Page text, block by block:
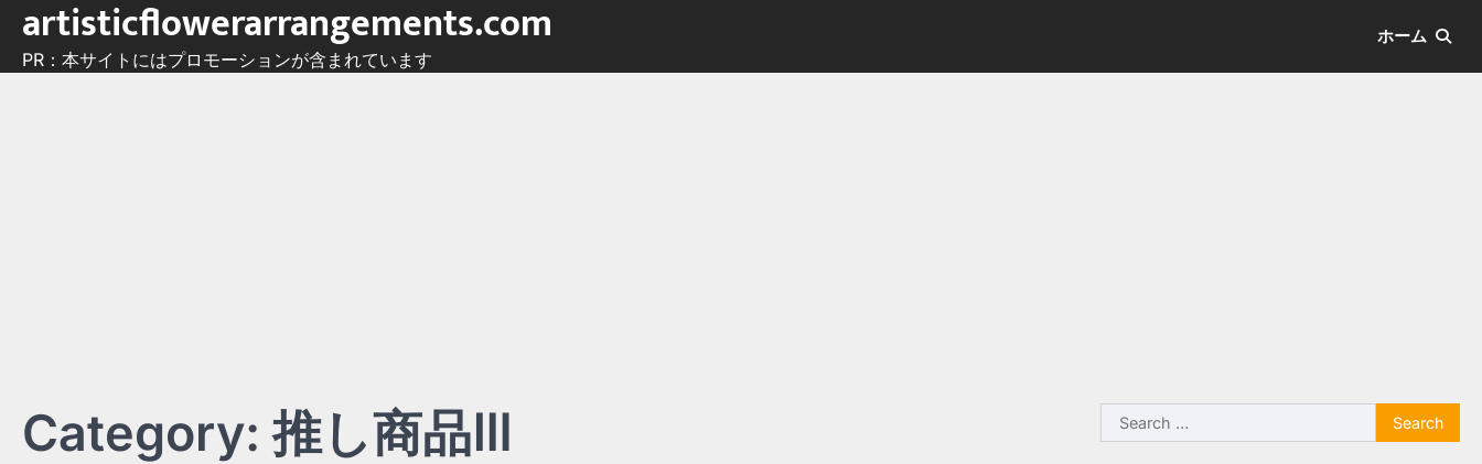
Skip
content
artisticflowerarrangements.com
PR：本サイトにはプロモーションが含まれています
ホーム
Category:推し商品Ⅲ
Search
for: